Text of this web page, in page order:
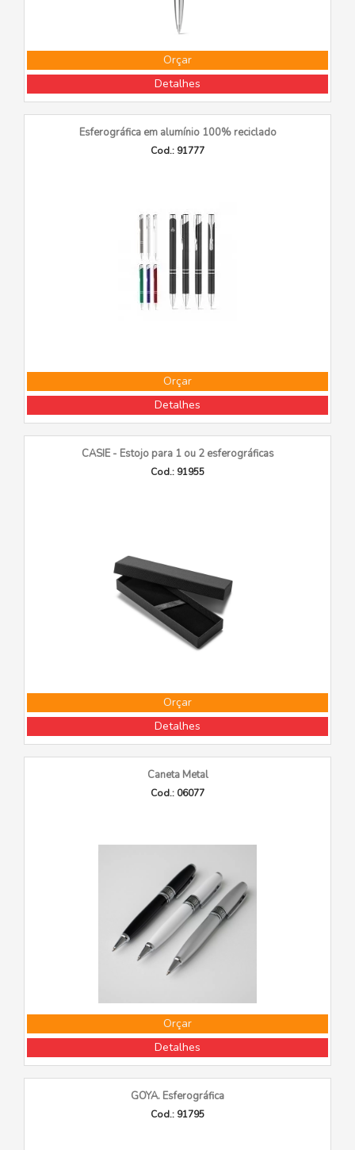
Orçar
Detalhes
Esferográfica em alumínio 100% reciclado
Cod.: 91777
Orçar
Detalhes
CASIE - Estojo para 1 ou 2 esferográficas
Cod.: 91955
Orçar
Detalhes
Caneta Metal
Cod.: 06077
Orçar
Detalhes
GOYA. Esferográfica
Cod.: 91795